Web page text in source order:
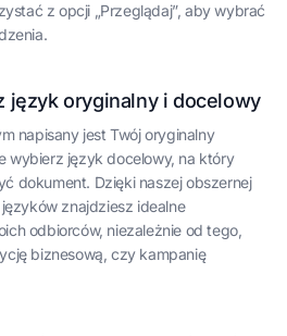
z opcji „Przeglądaj”, aby wybrać
język oryginalny i docelowy
napisany jest Twój oryginalny
wybierz język docelowy, na który
dokument. Dzięki naszej obszernej
znajdziesz idealne
odbiorców, niezależnie od tego,
biznesową, czy kampanię